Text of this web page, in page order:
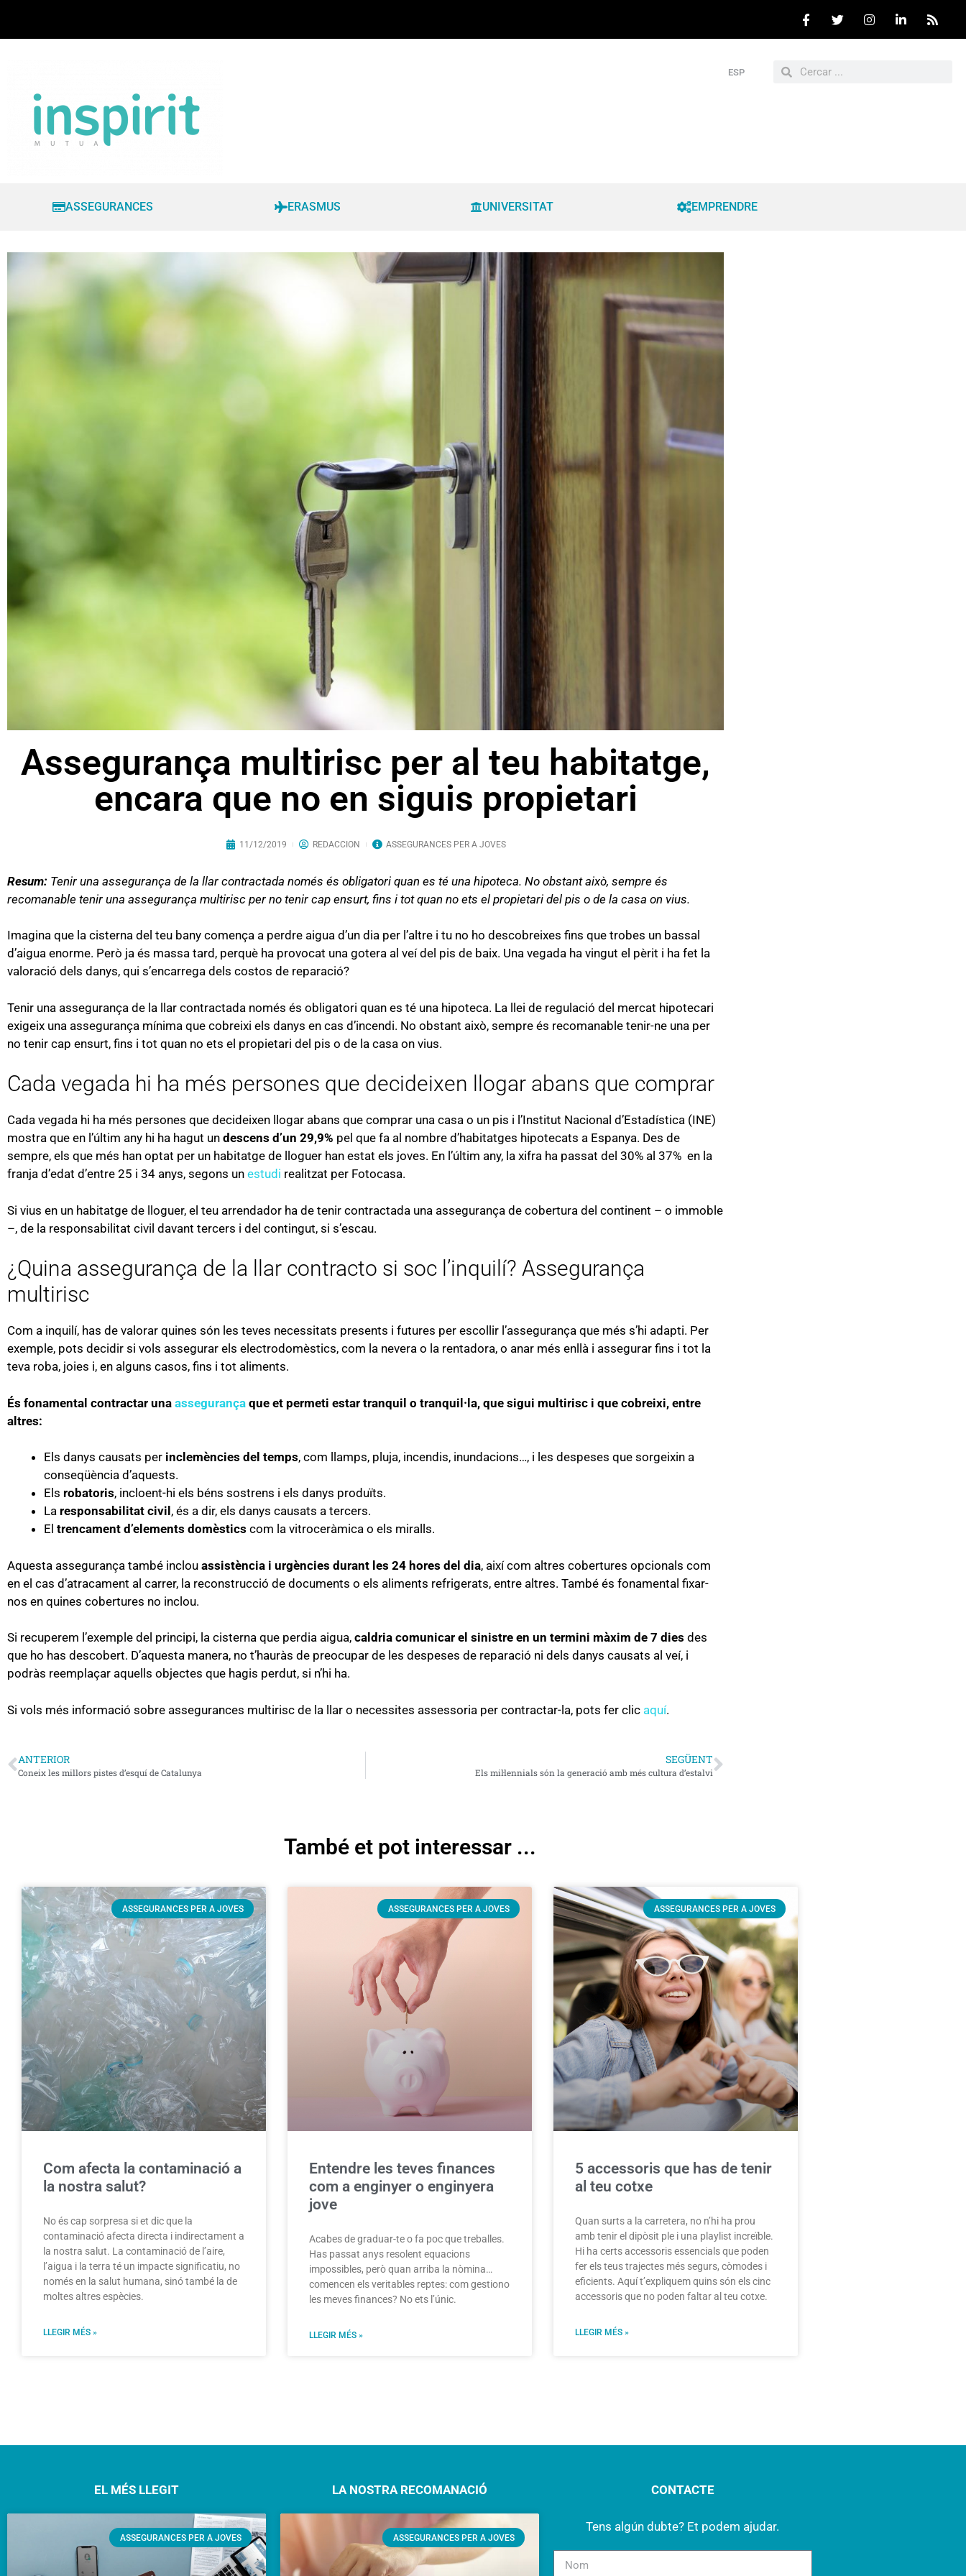
ESP
ASSEGURANCES ERASMUS UNIVERSITAT EMPRENDRE
Assegurança multirisc per al teu habitatge,
encara que no en siguis propietari
11/12/2019 REDACCION ASSEGURANCES PER A JOVES
Resum: Tenir una assegurança de la llar contractada només és obligatori quan es té una hipoteca. No obstant això, sempre és
recomanable tenir una assegurança multirisc per no tenir cap ensurt, fins i tot quan no ets el propietari del pis o de la casa on vius.
Imagina que la cisterna del teu bany comença a perdre aigua d’un dia per l’altre i tu no ho descobreixes fins que trobes un bassal
d’aigua enorme. Però ja és massa tard, perquè ha provocat una gotera al veí del pis de baix. Una vegada ha vingut el pèrit i ha fet la
valoració dels danys, qui s’encarrega dels costos de reparació?
Tenir una assegurança de la llar contractada només és obligatori quan es té una hipoteca. La llei de regulació del mercat hipotecari
exigeix una assegurança mínima que cobreixi els danys en cas d’incendi. No obstant això, sempre és recomanable tenir-ne una per
no tenir cap ensurt, fins i tot quan no ets el propietari del pis o de la casa on vius.
Cada vegada hi ha més persones que decideixen llogar abans que comprar
Cada vegada hi ha més persones que decideixen llogar abans que comprar una casa o un pis i l’Institut Nacional d’Estadística (INE)
mostra que en l’últim any hi ha hagut un descens d’un 29,9% pel que fa al nombre d’habitatges hipotecats a Espanya. Des de
sempre, els que més han optat per un habitatge de lloguer han estat els joves. En l’últim any, la xifra ha passat del 30% al 37% en la
franja d’edat d’entre 25 i 34 anys, segons un estudi realitzat per Fotocasa.
Si vius en un habitatge de lloguer, el teu arrendador ha de tenir contractada una assegurança de cobertura del continent – o immoble
–, de la responsabilitat civil davant tercers i del contingut, si s’escau.
¿Quina assegurança de la llar contracto si soc l’inquilí? Assegurança
multirisc
Com a inquilí, has de valorar quines són les teves necessitats presents i futures per escollir l’assegurança que més s’hi adapti. Per
exemple, pots decidir si vols assegurar els electrodomèstics, com la nevera o la rentadora, o anar més enllà i assegurar fins i tot la
teva roba, joies i, en alguns casos, fins i tot aliments.
És fonamental contractar una assegurança que et permeti estar tranquil o tranquil·la, que sigui multirisc i que cobreixi, entre
altres:
Els danys causats per inclemències del temps, com llamps, pluja, incendis, inundacions…, i les despeses que sorgeixin a
conseqüència d’aquests.
Els robatoris, incloent-hi els béns sostrens i els danys produïts.
La responsabilitat civil , és a dir, els danys causats a tercers.
El trencament d’elements domèstics com la vitroceràmica o els miralls.
Aquesta assegurança també inclou assistència i urgències durant les 24 hores del dia, així com altres cobertures opcionals com
en el cas d’atracament al carrer, la reconstrucció de documents o els aliments refrigerats, entre altres. També és fonamental fixar-
nos en quines cobertures no inclou.
Si recuperem l’exemple del principi, la cisterna que perdia aigua, caldria comunicar el sinistre en un termini màxim de 7 dies des
que ho has descobert. D’aquesta manera, no t’hauràs de preocupar de les despeses de reparació ni dels danys causats al veí, i
podràs reemplaçar aquells objectes que hagis perdut, si n’hi ha.
Si vols més informació sobre assegurances multirisc de la llar o necessites assessoria per contractar-la, pots fer clic aquí.
ANTERIOR
Coneix les millors pistes d’esquí de Catalunya
SEGÜENT
Els mil·lennials són la generació amb més cultura d’estalvi
També et pot interessar ...
ASSEGURANCES PER A JOVES
Com afecta la contaminació a
la nostra salut?
No és cap sorpresa si et dic que la
contaminació afecta directa i indirectament a
la nostra salut. La contaminació de l’aire,
l’aigua i la terra té un impacte significatiu, no
només en la salut humana, sinó també la de
moltes altres espècies.
LLEGIR MÉS »
ASSEGURANCES PER A JOVES
Entendre les teves finances
com a enginyer o enginyera
jove
Acabes de graduar-te o fa poc que treballes.
Has passat anys resolent equacions
impossibles, però quan arriba la nòmina…
comencen els veritables reptes: com gestiono
les meves finances? No ets l’únic.
LLEGIR MÉS »
ASSEGURANCES PER A JOVES
5 accessoris que has de tenir
al teu cotxe
Quan surts a la carretera, no n’hi ha prou
amb tenir el dipòsit ple i una playlist increïble.
Hi ha certs accessoris essencials que poden
fer els teus trajectes més segurs, còmodes i
eficients. Aquí t’expliquem quins són els cinc
accessoris que no poden faltar al teu cotxe.
LLEGIR MÉS »
EL MÉS LLEGIT
ASSEGURANCES PER A JOVES
LA NOSTRA RECOMANACIÓ
ASSEGURANCES PER A JOVES
CONTACTE
Tens algún dubte? Et podem ajudar.